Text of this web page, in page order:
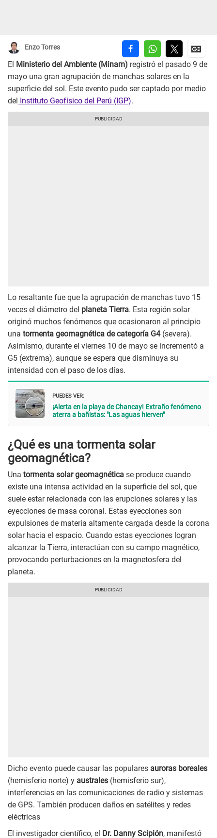
Enzo Torres
El Ministerio del Ambiente (Minam) registró el pasado 9 de
mayo una gran agrupación de manchas solares en la
superficie del sol. Este evento pudo ser captado por medio
del
Instituto Geofísico del Perú (IGP).
Lo resaltante fue que la agrupación de manchas tuvo 15
veces el diámetro del planeta Tierra. Esta región solar
originó muchos fenómenos que ocasionaron al principio
una tormenta geomagnética de categoría G4(severa).
Asimismo, durante el viernes 10 de mayo se incrementó a
G5 (extrema), aunque se espera que disminuya su
intensidad con el paso de los días.
PUEDES VER:
¡Alerta en la playa de Chancay! Extraño fenómeno
aterra a bañistas: "Las aguas hierven"
¿Qué es una tormenta solar
geomagnética?
Una tormenta solar geomagnética se produce cuando
existe una intensa actividad en la superficie del sol, que
suele estar relacionada con las erupciones solares y las
eyecciones de masa coronal. Estas eyecciones son
expulsiones de materia altamente cargada desde la corona
solar hacia el espacio. Cuando estas eyecciones logran
alcanzar la Tierra, interactúan con su campo magnético,
provocando perturbaciones en la magnetosfera del
planeta.
Dicho evento puede causar las populares auroras boreales
(hemisferio norte) y australes (hemisferio sur),
interferencias en las comunicaciones de radio y sistemas
de GPS. También producen daños en satélites y redes
eléctricas
El investigador científico, el Dr. Danny Scipión, manifestó